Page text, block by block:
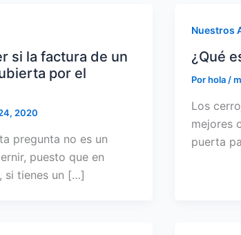
si la factura de un
por el
2020
pregunta no es un
puesto que en
si tienes un […]
Nuestros
¿Qué
Porhola /
Los
mejores
puerta